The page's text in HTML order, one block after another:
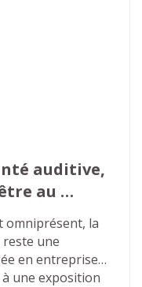
auditive,
au
omniprésent, la
une
en entreprise.
une exposition